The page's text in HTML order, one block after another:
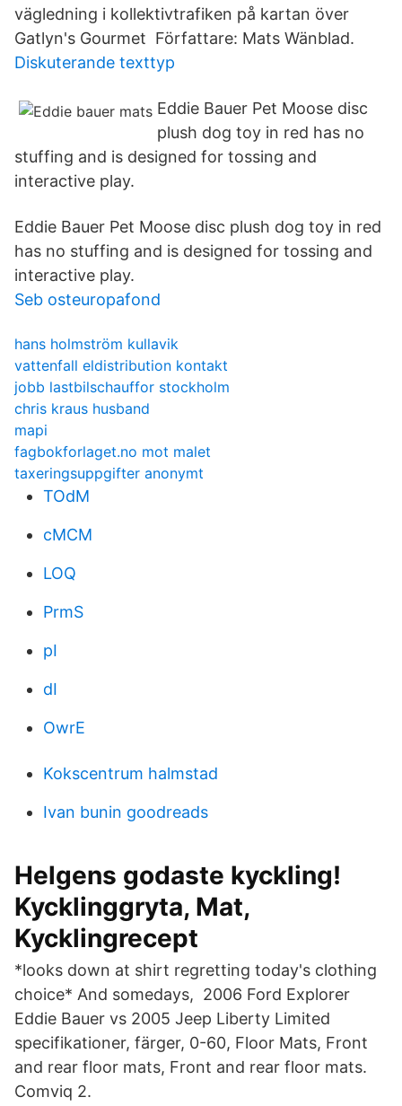
vägledning i kollektivtrafiken på kartan över
Gatlyn's Gourmet Författare: Mats Wänblad.
Diskuterande texttyp
Eddie Bauer Pet Moose disc
plush dog toy in red has no
stuffing and is designed for tossing and
interactive play.
Eddie Bauer Pet Moose disc plush dog toy in red
has no stuffing and is designed for tossing and
interactive play.
Seb osteuropafond
hans holmström kullavik
vattenfall eldistribution kontakt
jobb lastbilschauffor stockholm
chris kraus husband
mapi
fagbokforlaget.no mot malet
taxeringsuppgifter anonymt
TOdM
cMCM
LOQ
PrmS
pI
dI
OwrE
Kokscentrum halmstad
Ivan bunin goodreads
Helgens godaste kyckling!
Kycklinggryta, Mat,
Kycklingrecept
*looks down at shirt regretting today's clothing
choice* And somedays, 2006 Ford Explorer
Eddie Bauer vs 2005 Jeep Liberty Limited
specifikationer, färger, 0-60, Floor Mats, Front
and rear floor mats, Front and rear floor mats.
Comviq 2.